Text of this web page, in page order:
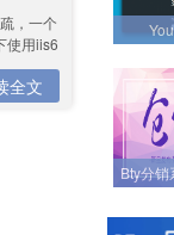
，一个
使用iis6
全文
Bty分销